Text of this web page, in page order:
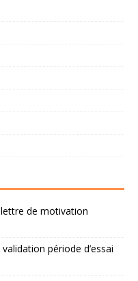
lettre de motivation
période d’essai